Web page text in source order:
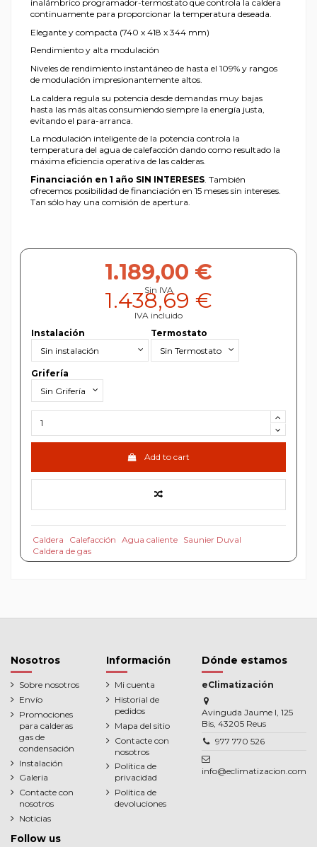
inalámbrico programador-termostato que controla la caldera
continuamente para proporcionar la temperatura deseada.
Elegante y compacta (740 x 418 x 344 mm)
Rendimiento y alta modulación
Niveles de rendimiento instantáneo de hasta el 109% y rangos
de modulación impresionantemente altos.
La caldera regula su potencia desde demandas muy bajas
hasta las más altas consumiendo siempre la energía justa,
evitando el para-arranca.
La modulación inteligente de la potencia controla la
temperatura del agua de calefacción dando como resultado la
máxima eficiencia operativa de las calderas.
Financiación en 1 año SIN INTERESES . También
ofrecemos posibilidad de financiación en 15 meses sin intereses.
Tan sólo hay una comisión de apertura.
1.189,00 €
Sin IVA
1.438,69 €
IVA incluido
Instalación
Termostato
Grifería
Add to cart
Caldera Calefacción Agua caliente
Saunier Duval
Caldera de gas
Nosotros
Sobre nosotros
Envío
Promociones
para calderas
gas de
condensación
Instalación
Galeria
Contacte con
nosotros
Noticias
Información
Mi cuenta
Historial de
pedidos
Mapa del sitio
Contacte con
nosotros
Política de
privacidad
Política de
devoluciones
Dónde estamos
eClimatización
Avinguda Jaume I, 125
Bis, 43205 Reus
977 770 526
info@eclimatizacion.com
Follow us